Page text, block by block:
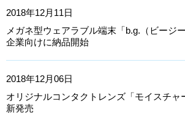
2018年12月11日
メガネ型ウェアラブル端末「b.g.（ビージ
企業向けに納品開始
2018年12月06日
オリジナルコンタクトレンズ「モイスチャ
新発売